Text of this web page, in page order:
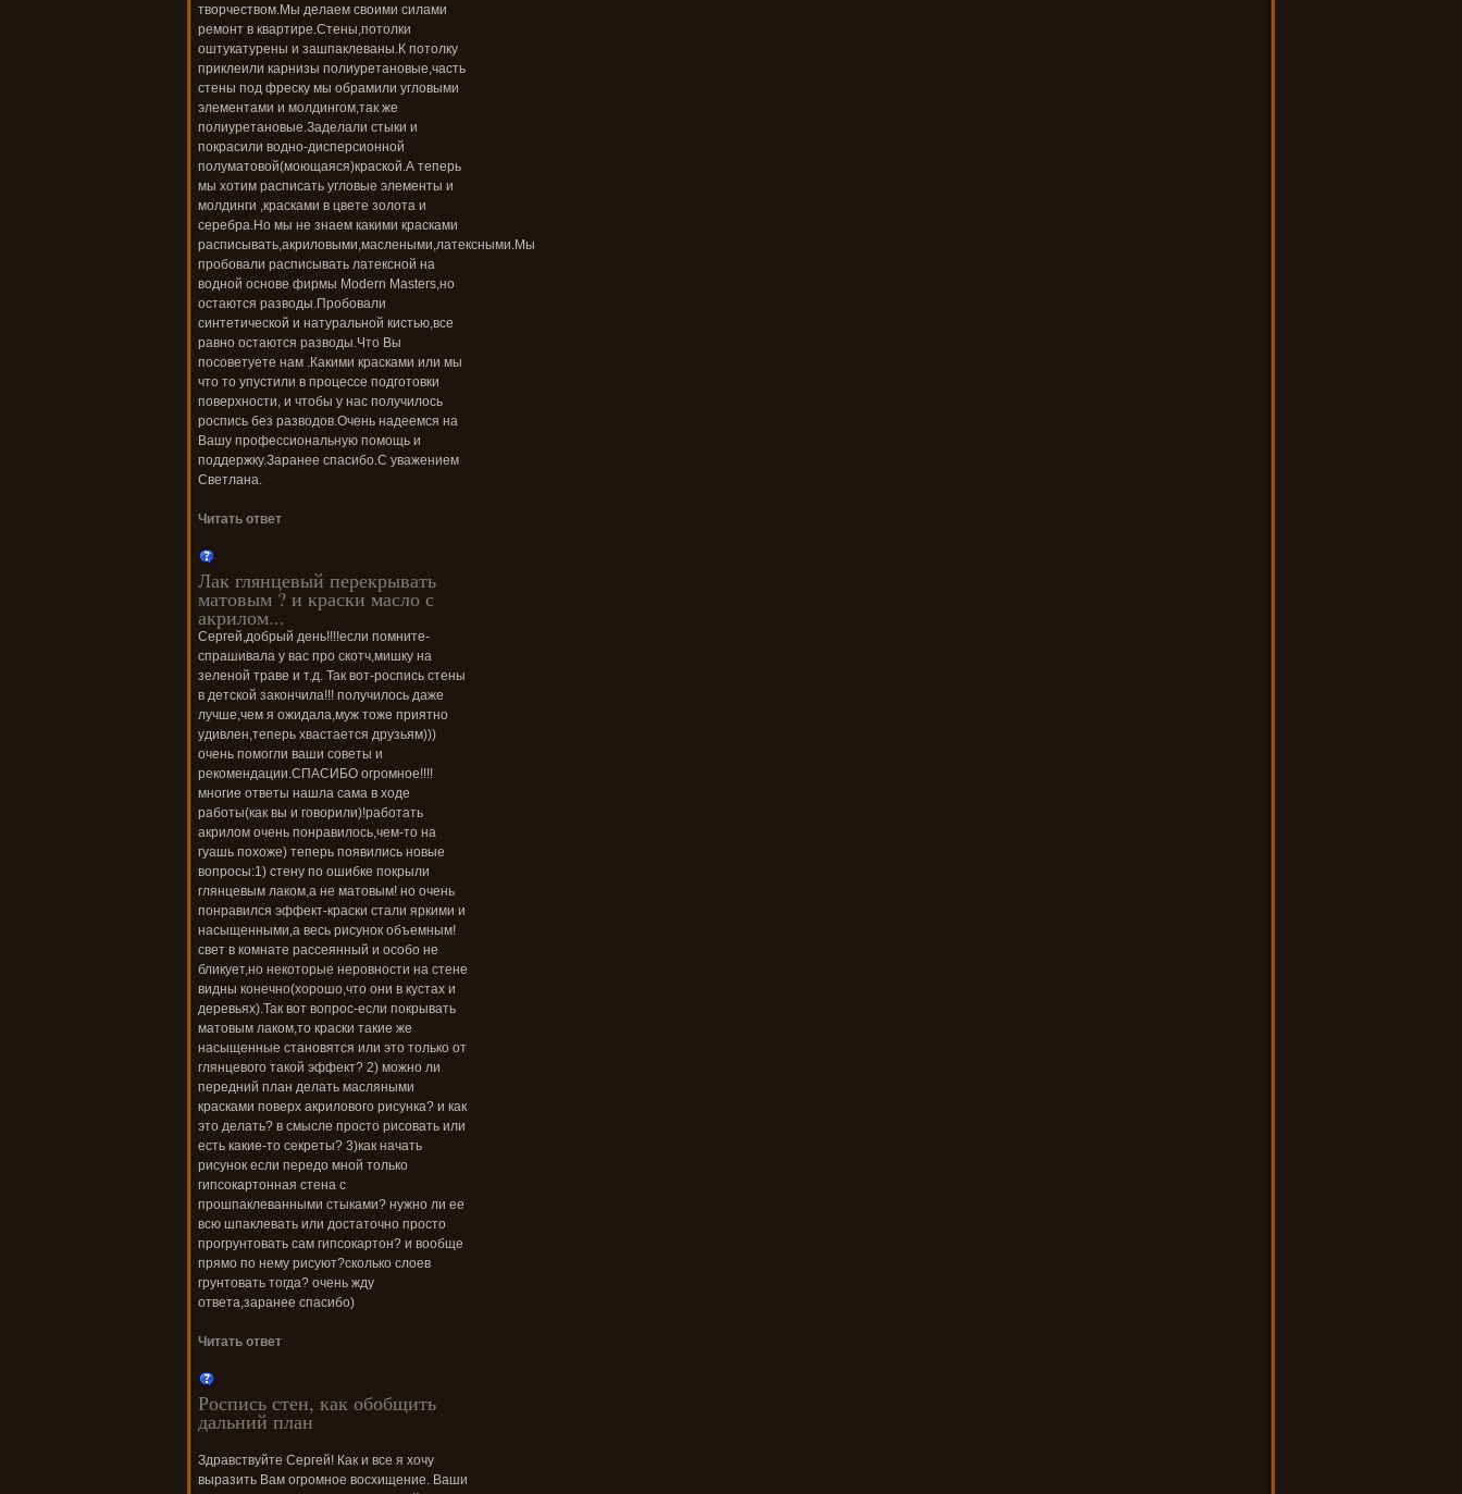
творчеством.Мы делаем своими силами
ремонт в квартире.Стены,потолки
оштукатурены и зашпаклеваны.К потолку
приклеили карнизы полиуретановые,часть
стены под фреску мы обрамили угловыми
элементами и молдингом,так же
полиуретановые.Заделали стыки и
покрасили водно-дисперсионной
полуматовой(моющаяся)краской.А теперь
мы хотим расписать угловые элементы и
молдинги ,красками в цвете золота и
серебра.Но мы не знаем какими красками
расписывать,акриловыми,маслеными,латексными.Мы
пробовали расписывать латексной на
водной основе фирмы Modern Masters,но
остаются разводы.Пробовали
синтетической и натуральной кистью,все
равно остаются разводы.Что Вы
посоветуете нам .Какими красками или мы
что то упустили в процессе подготовки
поверхности, и чтобы у нас получилось
роспись без разводов.Очень надеемся на
Вашу профессиональную помощь и
поддержку.Заранее спасибо.С уважением
Светлана.
Читать ответ
Лак глянцевый перекрывать
матовым ? и краски масло с
акрилом...
Сергей,добрый день!!!!если помните-
спрашивала у вас про скотч,мишку на
зеленой траве и т.д. Так вот-роспись стены
в детской закончила!!! получилось даже
лучше,чем я ожидала,муж тоже приятно
удивлен,теперь хвастается друзьям)))
очень помогли ваши советы и
рекомендации.СПАСИБО огромное!!!!
многие ответы нашла сама в ходе
работы(как вы и говорили)!работать
акрилом очень понравилось,чем-то на
гуашь похоже) теперь появились новые
вопросы:1) стену по ошибке покрыли
глянцевым лаком,а не матовым! но очень
понравился эффект-краски стали яркими и
насыщенными,а весь рисунок объемным!
свет в комнате рассеянный и особо не
бликует,но некоторые неровности на стене
видны конечно(хорошо,что они в кустах и
деревьях).Так вот вопрос-если покрывать
матовым лаком,то краски такие же
насыщенные становятся или это только от
глянцевого такой эффект? 2) можно ли
передний план делать масляными
красками поверх акрилового рисунка? и как
это делать? в смысле просто рисовать или
есть какие-то секреты? 3)как начать
рисунок если передо мной только
гипсокартонная стена с
прошпаклеванными стыками? нужно ли ее
всю шпаклевать или достаточно просто
прогрунтовать сам гипсокартон? и вообще
прямо по нему рисуют?сколько слоев
грунтовать тогда? очень жду
ответа,заранее спасибо)
Читать ответ
Роспись стен, как обобщить
дальний план
Здравствуйте Сергей! Как и все я хочу
выразить Вам огромное восхищение. Ваши